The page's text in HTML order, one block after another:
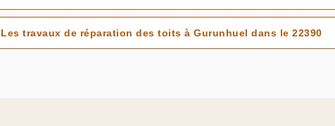
Les travaux de réparation des toits à Gurunhuel dans le 22390